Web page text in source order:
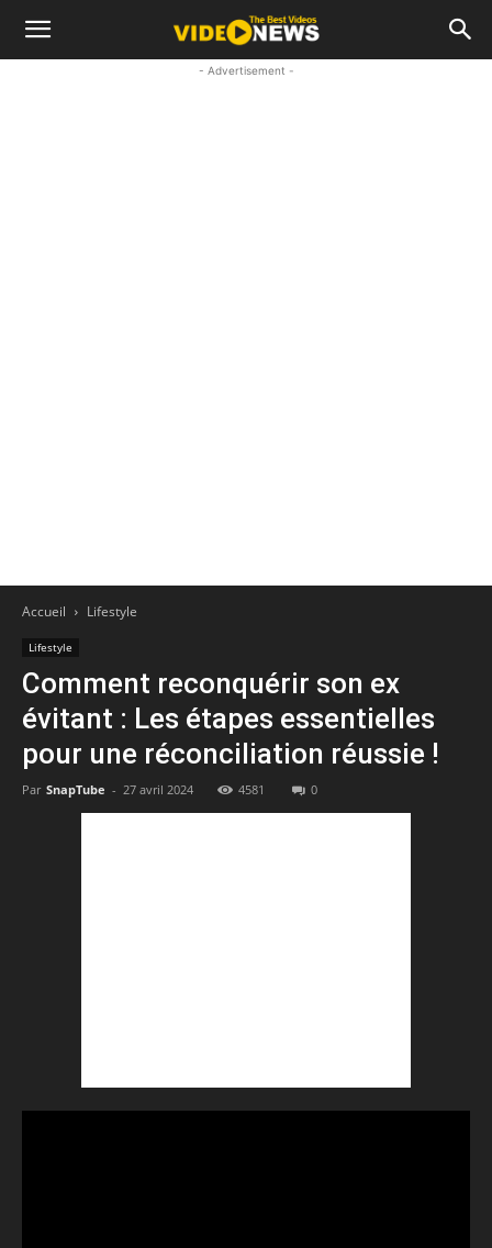
- Advertisement -
Accueil Lifestyle
Lifestyle
Comment reconquérir son ex
évitant : Les étapes essentielles
pour une réconciliation réussie !
Par SnapTube - 27 avril 2024 4581 0